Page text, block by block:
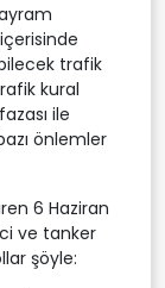
trafik
kural
ile
önlemler
6 Haziran
ve tanker
şöyle: